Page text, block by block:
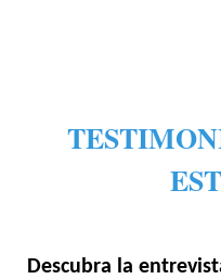
Descubra la